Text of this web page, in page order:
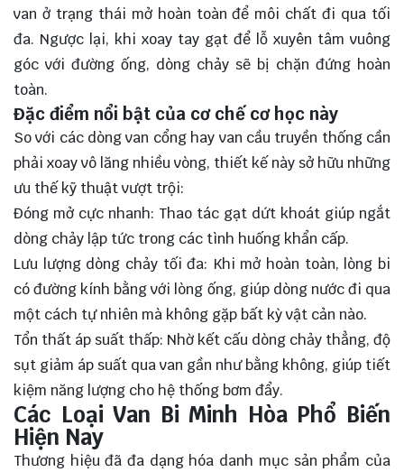
van ở trạng thái mở hoàn toàn để môi chất đi qua tối
đa. Ngược lại, khi xoay tay gạt để lỗ xuyên tâm vuông
góc với đường ống, dòng chảy sẽ bị chặn đứng hoàn
toàn.
Đặc điểm nổi bật của cơ chế cơ học này
So với các dòng van cổng hay van cầu truyền thống cần
phải xoay vô lăng nhiều vòng, thiết kế này sở hữu những
ưu thế kỹ thuật vượt trội:
Đóng mở cực nhanh: Thao tác gạt dứt khoát giúp ngắt
dòng chảy lập tức trong các tình huống khẩn cấp.
Lưu lượng dòng chảy tối đa: Khi mở hoàn toàn, lòng bi
có đường kính bằng với lòng ống, giúp dòng nước đi qua
một cách tự nhiên mà không gặp bất kỳ vật cản nào.
Tổn thất áp suất thấp: Nhờ kết cấu dòng chảy thẳng, độ
sụt giảm áp suất qua van gần như bằng không, giúp tiết
kiệm năng lượng cho hệ thốngbơm đẩy.
Các Loại Van Bi Minh Hòa Phổ Biến
Hiện Nay
Thương hiệu đã đa dạng hóa danh mục sản phẩm của